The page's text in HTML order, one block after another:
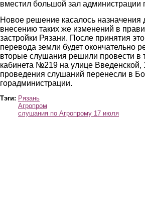
вместил большой зал администрации
Новое решение касалось
внесению таких же изменений в
застройки Рязани. После принятия
перевода земли будет окончательно
вторые слушания решили провести в
кабинета №219 на улице Введенской,
проведения слушаний перенесли в
горадминистрации.
Тэги: Рязань
Агропром
слушания по Агропрому 17 июля